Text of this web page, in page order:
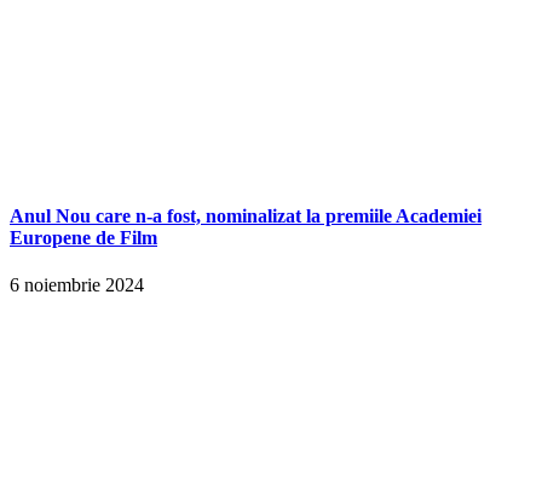
Anul Nou care n-a fost, nominalizat la premiile Academiei
Europene de Film
6 noiembrie 2024